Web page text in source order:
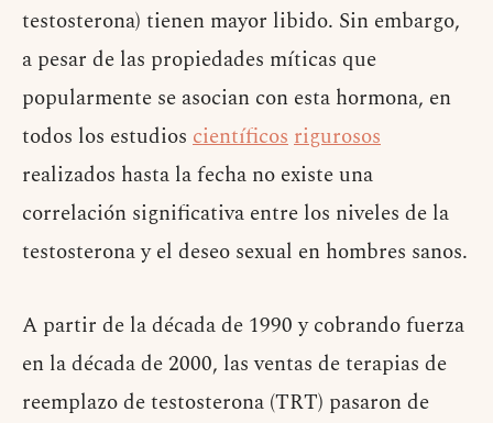
testosterona) tienen mayor libido. Sin embargo,
a pesar de las propiedades míticas que
popularmente se asocian con esta hormona, en
todos los estudios científicosrigurosos
realizados hasta la fecha no existe una
correlación significativa entre los niveles de la
testosterona y el deseo sexual en hombres sanos.
A partir de la década de 1990 y cobrando fuerza
en la década de 2000, las ventas de terapias de
reemplazo de testosterona (TRT) pasaron de